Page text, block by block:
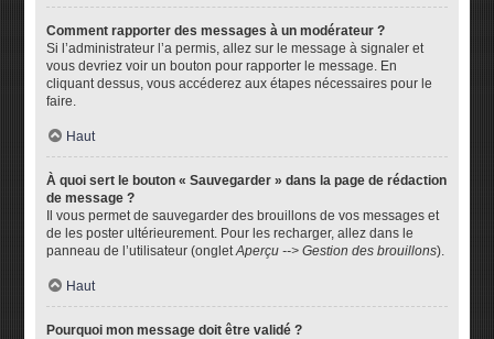
Comment rapporter des messages à un modérateur ?
Si l’administrateur l’a permis, allez sur le message à signaler et
vous devriez voir un bouton pour rapporter le message. En
cliquant dessus, vous accéderez aux étapes nécessaires pour le
faire.
Haut
À quoi sert le bouton « Sauvegarder » dans la page de rédaction
de message ?
Il vous permet de sauvegarder des brouillons de vos messages et
de les poster ultérieurement. Pour les recharger, allez dans le
panneau de l’utilisateur (ongletAperçu --> Gestion des brouillons).
Haut
Pourquoi mon message doit être validé ?